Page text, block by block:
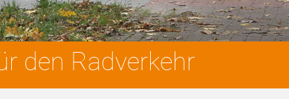
den Radverkehr